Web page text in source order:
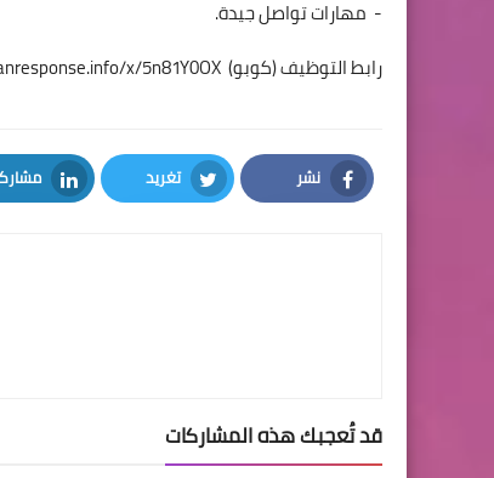
- مهارات تواصل جيدة.
رابط التوظيف (كوبو) x/5n81Y0OX
نشر
Facebook
تغريد
Twitter
LinkedIn
قد تُعجبك هذه المشاركات